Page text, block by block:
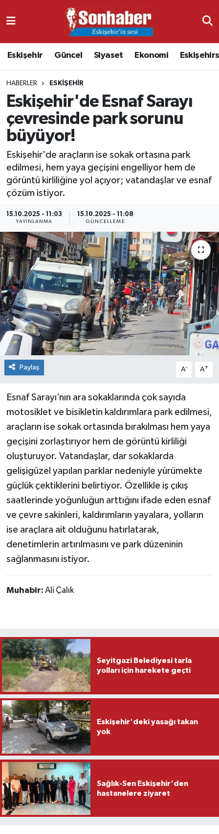
Eskişehir Güncel Siyaset Ekonomi
HABERLER ESKIŞEHIR
Eskişehir'de Esnaf Sarayı
çevresinde park sorunu
büyüyor!
Eskişehir'de araçların ise sokak ortasına park
edilmesi, hem yaya geçişini engelliyor hem de
görüntü kirliliğine yol açıyor; vatandaşlar ve esnaf
çözüm istiyor.
15.10.2025 - 11:03
YAYINLANMA
15.10.2025 - 11:08
GÜNCELLEME
Paylaş A- A+
Esnaf Sarayı’nın ara sokaklarında çok sayıda
motosiklet ve bisikletin kaldırımlara park edilmesi,
araçların ise sokak ortasında bırakılması hem yaya
geçişini zorlaştırıyor hem de görüntü kirliliği
oluşturuyor. Vatandaşlar, dar sokaklarda
gelişigüzel yapılan parklar nedeniyle yürümekte
güçlük çektiklerini belirtiyor. Özellikle iş çıkış
saatlerinde yoğunluğun arttığını ifade eden esnaf
ve çevre sakinleri, kaldırımların yayalara, yolların
ise araçlara ait olduğunu hatırlatarak,
denetimlerin artırılmasını ve park düzeninin
sağlanmasını istiyor.
Muhabir: Ali Çalık
Seyitgazi Belediyesi tarla
yolları için harekete geçti
Eskişehir'deki yasağı takan
yok
Sağlık-Sen Eskişehir'den
hastanelere ziyaret
Ekonomi
Güncel
Kültür & Sanat
Magazin
Resmi İlanlar
Sağlık
Siyaset
Spor
Nöbetçi Eczaneler
Namaz Vakitleri
Trafik Durumu
Süper Lig Puan Durumu ve Fikstür
Tüm Manşetler
Son Dakika Haberleri
Haber Arşivi